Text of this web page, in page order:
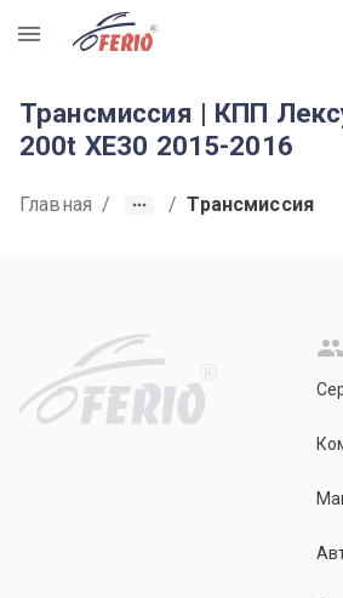
R
Трансмиссия | КПП
200t XE30 2015-2016
Главная / / Трансмиссия
R